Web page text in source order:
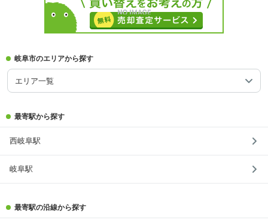
岐阜市のエリアから探す
エリア一覧
最寄駅から探す
西岐阜駅
岐阜駅
最寄駅の沿線から探す